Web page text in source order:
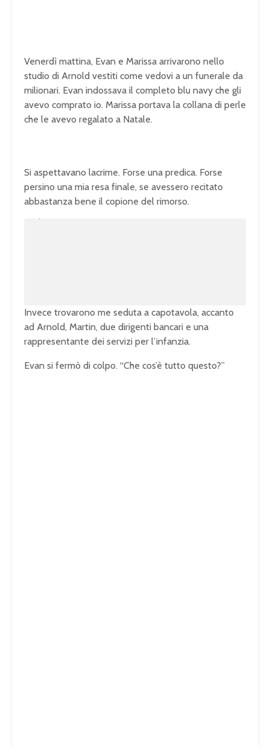
Venerdì mattina, Evan e Marissa arrivarono nello
studio di Arnold vestiti come vedovi a un funerale da
milionari. Evan indossava il completo blu navy che gli
avevo comprato io. Marissa portava la collana di perle
che le avevo regalato a Natale.
Si aspettavano lacrime. Forse una predica. Forse
persino una mia resa finale, se avessero recitato
abbastanza bene il copione del rimorso.
Invece trovarono me seduta a capotavola, accanto
ad Arnold, Martin, due dirigenti bancari e una
rappresentante dei servizi per l’infanzia.
Evan si fermò di colpo. “Che cos’è tutto questo?”